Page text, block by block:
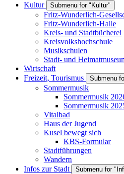
Kultur
Submenu for "Kultur"
Fritz-Wunderlich-
Fritz-Wunderlich-Halle
Kreis- und Stadtbücherei
Kreisvolkshochschule
Musikschulen
Stadt- und
Wirtschaft
Freizeit, Tourismus
Submenu
Sommermusik
Sommermusik
Sommermusik
Vitalbad
Haus der Jugend
Kusel bewegt sich
KBS-Formular
Stadtführungen
Wandern
Infos zur Stadt
Submenu for